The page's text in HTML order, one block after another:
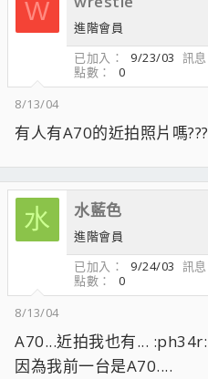
W
進階會員
已加入
9/23/03 訊息
點數
0
8/13/04
有人有A70的近拍照片嗎???
水 水藍色
進階會員
已加入
9/24/03 訊息
點數
0
8/13/04
A70...近拍我也有... :ph34r:
因為我前一台是A70....